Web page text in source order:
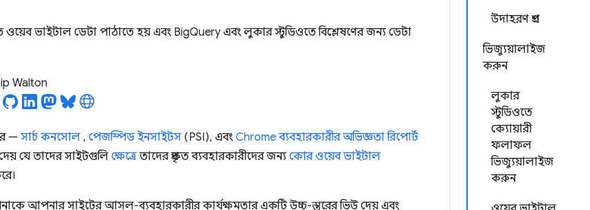
উদাহরণ প্রশ্ন
ভিজ্যুয়ালাইজ
করুন
লুকার
স্টুডিওতে
ক্যোয়ারী
ফলাফল
ভিজ্যুয়ালাইজ
করুন
ওয়েব ভাইটাল ডেটা পাঠাতে হয় এবং BigQuery এবং লুকার স্টুডিওতে বিশ্লেষণের জন্য ডেটা
Walton
— সার্চ কনসোল , পেজস্পিড ইনসাইটস (PSI), এবং Chrome ব্যবহারকারীর অভিজ্ঞতা রিপোর্ট
যে তাদের সাইটগুলি ক্ষেত্রে তাদের প্রকৃত ব্যবহারকারীদের জন্য কোর ওয়েব ভাইটাল
আপনার সাইটের আসল-ব্যবহারকারীর কার্যক্ষমতার একটি উচ্চ-স্তরের ভিউ দেয় এবং